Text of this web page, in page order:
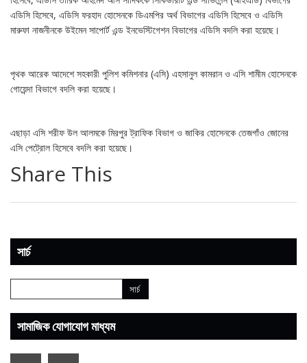
এডিসি হিসেবে, এডিসি ফরহাদ হোসেনকে ডিএমপির অর্থ বিভাগের এডিসি হিসেবে ও এডিসি
মারুফা নাজনীনকে উইমেন সাপোর্ট এন্ড ইনভেস্টিগেশন বিভাগের এডিসি বদলি করা হয়েছে।
পৃথক আরেক আদেশে সহকারী পুলিশ কমিশনার (এসি) এহসানুল কামরান ও এসি শামীম হোসেনকে
গোয়েন্দা বিভাগে বদলি করা হয়েছে।
এছাড়া এসি শরীফ উল আলমকে মিরপুর ট্রাফিক বিভাগ ও জাকির হোসেনকে তেজগাঁও জোনের
এসি পেট্রোল হিসেবে বদলি করা হয়েছে।
Share This
সার্চ
সামাজিক যোগাযোগ মাধ্যম